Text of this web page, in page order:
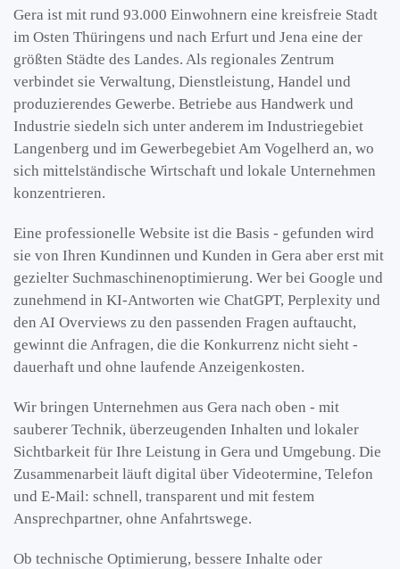
Gera ist mit rund 93.000 Einwohnern eine kreisfreie Stadt
im Osten Thüringens und nach Erfurt und Jena eine der
größten Städte des Landes. Als regionales Zentrum
verbindet sie Verwaltung, Dienstleistung, Handel und
produzierendes Gewerbe. Betriebe aus Handwerk und
Industrie siedeln sich unter anderem im Industriegebiet
Langenberg und im Gewerbegebiet Am Vogelherd an, wo
sich mittelständische Wirtschaft und lokale Unternehmen
konzentrieren.
Eine professionelle Website ist die Basis - gefunden wird
sie von Ihren Kundinnen und Kunden in Gera aber erst mit
gezielter Suchmaschinenoptimierung. Wer bei Google und
zunehmend in KI-Antworten wie ChatGPT, Perplexity und
den AI Overviews zu den passenden Fragen auftaucht,
gewinnt die Anfragen, die die Konkurrenz nicht sieht -
dauerhaft und ohne laufende Anzeigenkosten.
Wir bringen Unternehmen aus Gera nach oben - mit
sauberer Technik, überzeugenden Inhalten und lokaler
Sichtbarkeit für Ihre Leistung in Gera und Umgebung. Die
Zusammenarbeit läuft digital über Videotermine, Telefon
und E-Mail: schnell, transparent und mit festem
Ansprechpartner, ohne Anfahrtswege.
Ob technische Optimierung, bessere Inhalte oder